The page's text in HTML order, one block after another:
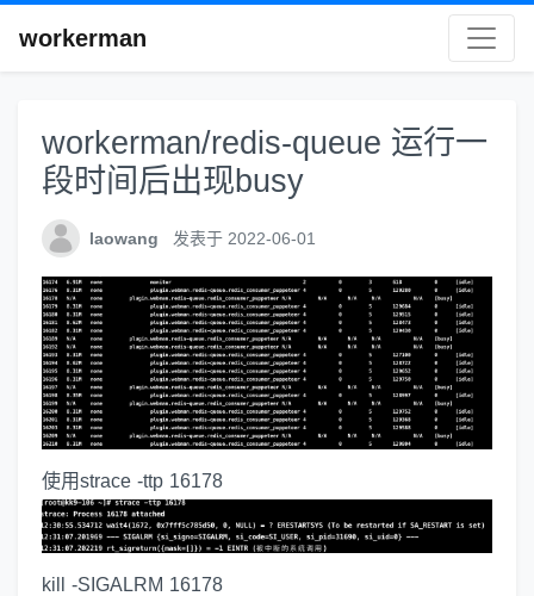
workerman
workerman/redis-queue 运行一
段时间后出现busy
laowang 发表于 2022-06-01
使用strace -ttp 16178
kill -SIGALRM 16178